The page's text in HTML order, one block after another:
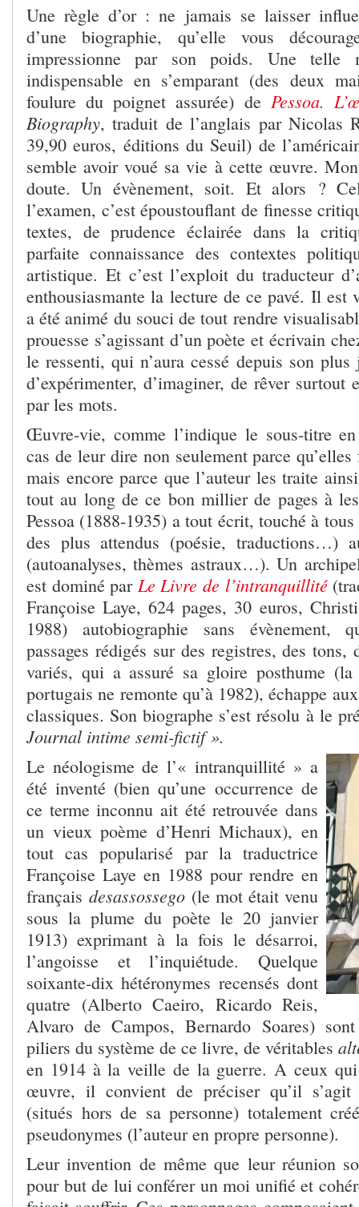
Une règle d’or : ne jamais se laisser
d’une biographie, qu’elle vous
impressionne par son poids. Une telle
indispensable en s’emparant (des deux
foulure du poignet assurée) de Pessoa.
Biography, traduit de l’anglais par Nicolas
39,90 euros, éditions du Seuil) de
semble avoir voué sa vie à cette œuvre.
doute. Un évènement, soit. Et alors ?
l’examen, c’est époustouflant de finesse
textes, de prudence éclairée dans la
parfaite connaissance des contextes
artistique. Et c’est l’exploit du traducteur
enthousiasmante la lecture de ce pavé. Il est
a été animé du souci de tout rendre
prouesse s’agissant d’un poète et écrivain
le ressenti, qui n’aura cessé depuis son plus
d’expérimenter, d’imaginer, de rêver surtout
par les mots.
Œuvre-vie, comme l’indique le sous-titre
cas de leur dire non seulement parce
mais encore parce que l’auteur les traite
tout au long de ce bon millier de pages à
Pessoa (1888-1935) a tout écrit, touché à
des plus attendus (poésie, traductions…)
(autoanalyses, thèmes astraux…). Un
est dominé par Le Livre de l’intranquillité
Françoise Laye, 624 pages, 30 euros,
1988) autobiographie sans évènement,
passages rédigés sur des registres, des tons,
variés, qui a assuré sa gloire posthume
portugais ne remonte qu’à 1982), échappe
classiques. Son biographe s’est résolu à le
Journal intime semi-fictif ».
Le néologisme de l’« intranquillité » a
été inventé (bien qu’une occurrence de
ce terme inconnu ait été retrouvée dans
un vieux poème d’Henri Michaux), en
tout cas popularisé par la traductrice
Françoise Laye en 1988 pour rendre en
français desassossego (le mot était venu
sous la plume du poète le 20 janvier
1913) exprimant à la fois le désarroi,
l’angoisse et l’inquiétude. Quelque
soixante-dix hétéronymes recensés dont
quatre (Alberto Caeiro, Ricardo Reis,
Alvaro de Campos, Bernardo Soares)
piliers du système de ce livre, de véritables
en 1914 à la veille de la guerre. A ceux
œuvre, il convient de préciser qu’il s’agit
(situés hors de sa personne) totalement
pseudonymes (l’auteur en propre personne).
Leur invention de même que leur réunion
pour but de lui conférer un moi unifié et